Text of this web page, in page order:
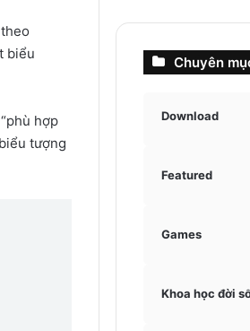
biểu
hợp
tượng
Chuyên
Download
Featured
Games
Khoa học đời